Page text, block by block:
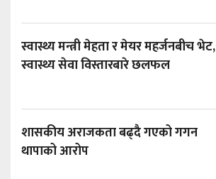
स्वास्थ्य मन्त्री मेहता र मेयर महर्जनबीच भेट,
स्वास्थ्य सेवा विस्तारबारे छलफल
शासकीय अराजकता बढ्दै गएको गगन
थापाको आरोप